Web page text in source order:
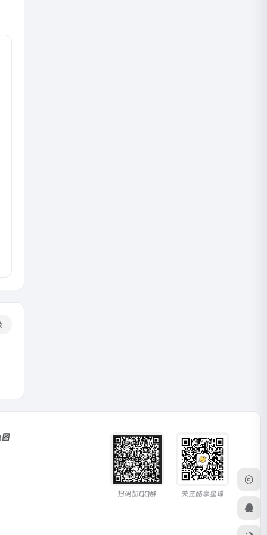
扫码加QQ群 关注酷享星球